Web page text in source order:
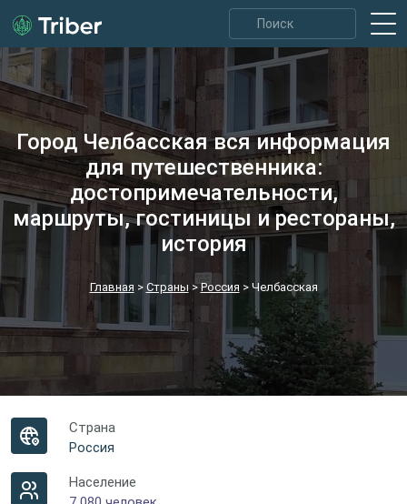
Город Челбасская вся информация
для путешественника:
достопримечательности,
маршруты, гостиницы и рестораны,
история
Главная > Страны >Россия > Челбасская
Страна
Россия
Население